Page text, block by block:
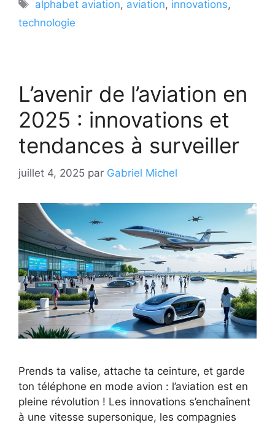
alphabet aviation, aviation, innovations,
technologie
L’avenir de l’aviation en
2025 : innovations et
tendances à surveiller
juillet 4, 2025 par Gabriel Michel
Prends ta valise, attache ta ceinture, et garde
ton téléphone en mode avion : l’aviation est en
pleine révolution ! Les innovations s’enchaînent
à une vitesse supersonique, les compagnies